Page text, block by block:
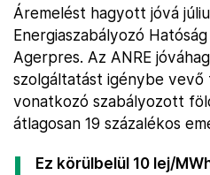
Áremelést hagyott jóvá
Energiaszabályozó
Agerpres. Az ANRE
szolgáltatást igénybe
vonatkozó szabályozott
átlagosan 19 százalékos
Ez körülbelül 10 lej/